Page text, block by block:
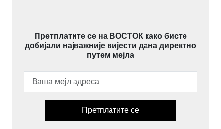
Претплатите се на ВОСТОК како бисте
добијали најважније вијести дана директно
путем мејла
Претплатите се